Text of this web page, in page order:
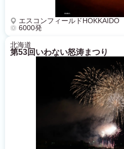
エスコンフィールドHOKKAIDO
6000発
北海道
第53回いわない怒涛まつり